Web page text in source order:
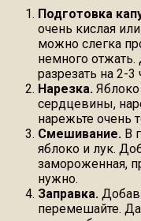
Подготовка
очень кислая
можно слегка
немного
разрезать на 2-3
Нарезка.
сердцевины,
нарежьте очень
Смешивание. В
яблоко и лук.
замороженная,
нужно.
Заправка.
перемешайте.